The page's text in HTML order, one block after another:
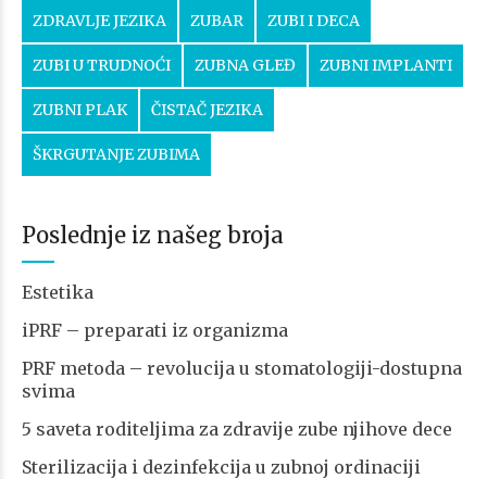
ZDRAVLJE JEZIKA ZUBAR ZUBI I DECA
ZUBI U TRUDNOĆI ZUBNA GLEĐ ZUBNI IMPLANTI
ZUBNI PLAK ČISTAČ JEZIKA
ŠKRGUTANJE ZUBIMA
Poslednje iz našeg broja
Estetika
iPRF – preparati iz organizma
PRF metoda – revolucija u stomatologiji-dostupna
svima
5 saveta roditeljima za zdravije zube njihove dece
Sterilizacija i dezinfekcija u zubnoj ordinaciji